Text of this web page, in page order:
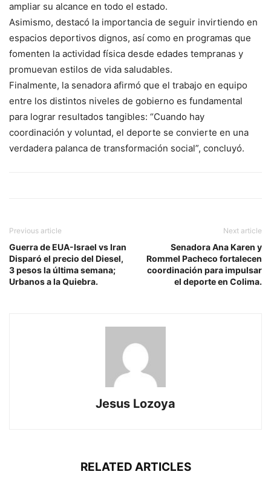
ampliar su alcance en todo el estado.
Asimismo, destacó la importancia de seguir invirtiendo en
espacios deportivos dignos, así como en programas que
fomenten la actividad física desde edades tempranas y
promuevan estilos de vida saludables.
Finalmente, la senadora afirmó que el trabajo en equipo
entre los distintos niveles de gobierno es fundamental
para lograr resultados tangibles: “Cuando hay
coordinación y voluntad, el deporte se convierte en una
verdadera palanca de transformación social”, concluyó.
Previous article
Guerra de EUA-Israel vs Iran
Disparó el precio del Diesel,
3 pesos la última semana;
Urbanos a la Quiebra.
Next article
Senadora Ana Karen y
Rommel Pacheco fortalecen
coordinación para impulsar
el deporte en Colima.
Jesus Lozoya
RELATED ARTICLES